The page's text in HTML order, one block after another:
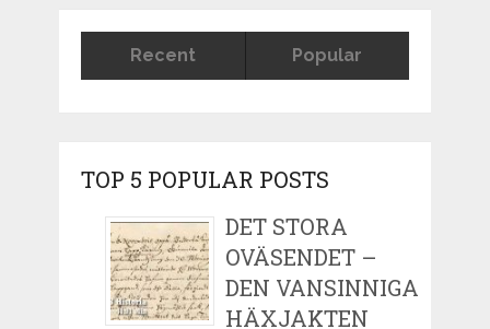
Recent Popular
TOP 5 POPULAR POSTS
DET STORA
OVÄSENDET –
DEN VANSINNIGA
HÄXJAKTEN